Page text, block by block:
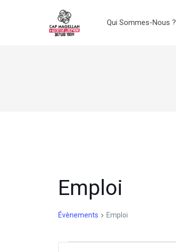
Qui Sommes-Nous ?
Emploi
Évènements Emploi